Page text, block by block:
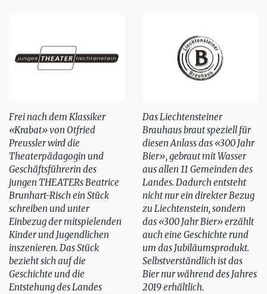
Frei nach dem Klassiker
«Krabat» von Otfried
Preussler wird die
Theaterpädagogin und
Geschäftsführerin des
jungen THEATERs Beatrice
Brunhart-Risch ein Stück
schreiben und unter
Einbezug der mitspielenden
Kinder und Jugendlichen
inszenieren. Das Stück
bezieht sich auf die
Geschichte und die
Entstehung des Landes
Das Liechtensteiner
Brauhaus braut speziell für
diesen Anlass das «300 Jahr
Bier», gebraut mit Wasser
aus allen 11 Gemeinden des
Landes. Dadurch entsteht
nicht nur ein direkter Bezug
zu Liechtenstein, sondern
das «300 Jahr Bier» erzählt
auch eine Geschichte rund
um das Jubiläumsprodukt.
Selbstverständlich ist das
Bier nur während des Jahres
2019 erhältlich.